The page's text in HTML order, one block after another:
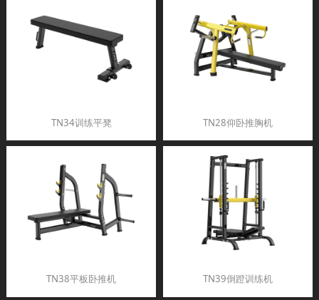
TN34训练平凳 TN28仰卧推胸机
TN38平板卧推机 TN39倒蹬训练机